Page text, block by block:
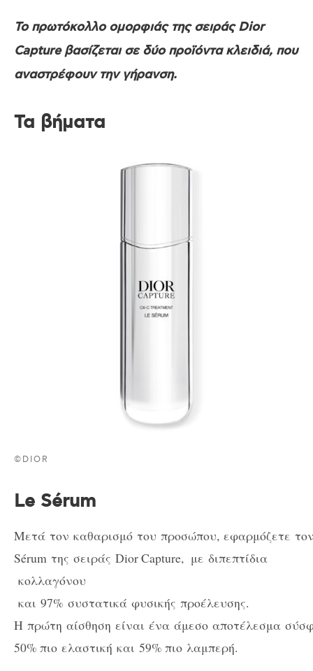
Το πρωτόκολλο ομορφιάς της σειράς Dior
Capture βασίζεται σε δύο προϊόντα κλειδιά, που
αναστρέφουν την γήρανση.
Τα βήματα
©DIOR
Le Sérum
Μετά τον καθαρισμό του προσώπου, εφαρμόζετε
Sérum της σειράς Dior Capture, με διπεπτίδια
κολλαγόνου
και 97% συστατικά φυσικής προέλευσης.
Η πρώτη αίσθηση είναι ένα άμεσο αποτέλεσμα
50% πιο ελαστική και 59% πιο λαμπερή.